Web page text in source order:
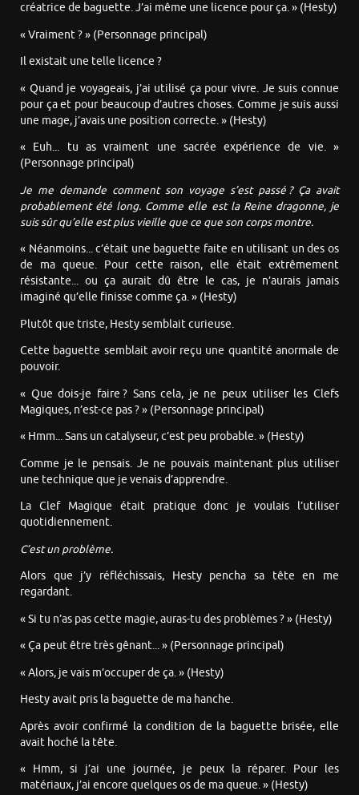
créatrice de baguette. J’ai même une licence pour ça. » (Hesty)
« Vraiment ? » (Personnage principal)
Il existait une telle licence ?
« Quand je voyageais, j’ai utilisé ça pour vivre. Je suis connue
pour ça et pour beaucoup d’autres choses. Comme je suis aussi
une mage, j’avais une position correcte. » (Hesty)
« Euh... tu as vraiment une sacrée expérience de vie. »
(Personnage principal)
Je me demande comment son voyage s’est passé ? Ça avait
probablement été long. Comme elle est la Reine dragonne, je
suis sûr qu’elle est plus vieille que ce que son corps montre.
« Néanmoins... c’était une baguette faite en utilisant un des os
de ma queue. Pour cette raison, elle était extrêmement
résistante... ou ça aurait dû être le cas, je n’aurais jamais
imaginé qu’elle finisse comme ça. » (Hesty)
Plutôt que triste, Hesty semblait curieuse.
Cette baguette semblait avoir reçu une quantité anormale de
pouvoir.
« Que dois-je faire ? Sans cela, je ne peux utiliser les Clefs
Magiques, n’est-ce pas ? » (Personnage principal)
« Hmm... Sans un catalyseur, c’est peu probable. » (Hesty)
Comme je le pensais. Je ne pouvais maintenant plus utiliser
une technique que je venais d’apprendre.
La Clef Magique était pratique donc je voulais l’utiliser
quotidiennement.
C’est un problème.
Alors que j’y réfléchissais, Hesty pencha sa tête en me
regardant.
« Si tu n’as pas cette magie, auras-tu des problèmes ? » (Hesty)
« Ça peut être très gênant... » (Personnage principal)
« Alors, je vais m’occuper de ça. » (Hesty)
Hesty avait pris la baguette de ma hanche.
Après avoir confirmé la condition de la baguette brisée, elle
avait hoché la tête.
« Hmm, si j’ai une journée, je peux la réparer. Pour les
matériaux, j’ai encore quelques os de ma queue. » (Hesty)